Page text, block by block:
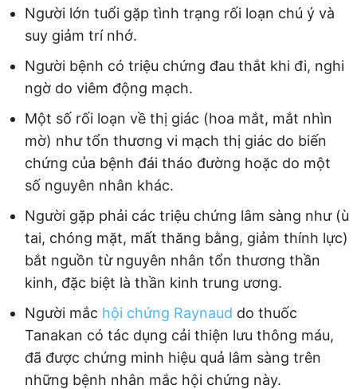
Người lớn tuổi gặp tình trạng rối loạn chú ý và
suy giảm trí nhớ.
Người bệnh có triệu chứng đau thắt khi đi, nghi
ngờ do viêm động mạch.
Một số rối loạn về thị giác (hoa mắt, mắt nhìn
mờ) như tổn thương vi mạch thị giác do biến
chứng của bệnh đái tháo đường hoặc do một
số nguyên nhân khác.
Người gặp phải các triệu chứng lâm sàng như (ù
tai, chóng mặt, mất thăng bằng, giảm thính lực)
bắt nguồn từ nguyên nhân tổn thương thần
kinh, đặc biệt là thần kinh trung ương.
Người mắc hội chứng Raynaud do thuốc
Tanakan có tác dụng cải thiện lưu thông máu,
đã được chứng minh hiệu quả lâm sàng trên
những bệnh nhân mắc hội chứng này.